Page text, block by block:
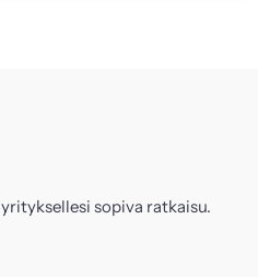
sopiva ratkaisu.